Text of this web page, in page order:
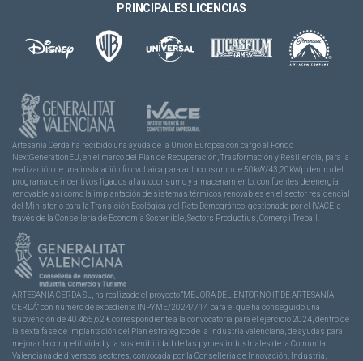
PRINCIPALES LICENCIAS
Artesanía Cerdá ha recibido una ayuda de la Unión Europea con cargo al Fondo
NextGenerationEU, en el marco del Plan de Recuperación, Trasformación y Resiliencia, para la
realización de una instalación fotovoltaica para autoconsumo de 50kW/43,20kWp dentro del
programa de incentivos ligados al autoconsumo y almacenamiento, con fuentes de energía
renovable, así como la implantación de sistemas térmicos renovables en el sector residencial
del Ministerio para la Transición Ecológica y el Reto Demográfico, gestionado por el IVACE, a
través de la Consellería de Economía Sostenible, Sectors Productius, Comerç i Treball.
ARTESANIA CERDA SL, ha realizado el proyecto “MEJORA DEL ENTORNO IT DE ARTESANÍA
CERDÁ” con número de expediente INPYME/2024/714 para el que ha conseguido una
subvención de 40.465,62 € correspondiente a la convocatoria para el ejercicio 2024, dentro de
la sexta fase de implantación del Plan estratégico de la industria valenciana, de ayudas para
mejorar la competitividad y la sostenibilidad de las pymes industriales de la Comunitat
Valenciana de diversos sectores, convocada por la Conselleria de Innovación, Industria,